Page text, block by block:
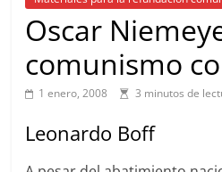
Oscar
comunismo
1 enero, 2008 3 minutos de
Leonardo Boff